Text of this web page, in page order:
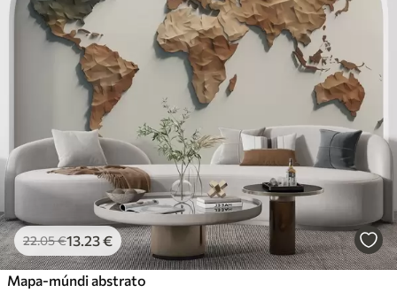
22.05€13.23€
Mapa-múndi abstrato